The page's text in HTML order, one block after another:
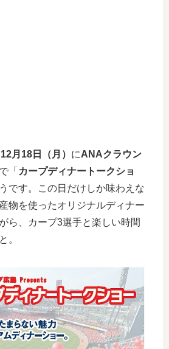
12月18日（月） にANAクラウン
で「 カープディナートークショ
です。この日だけしか味わえな
物を使ったオリジナルディナー
ら、カープ3選手と楽しい時間
。